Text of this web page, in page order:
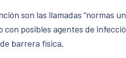
son las llamadas “normas
con posibles agentes de
barrera física.